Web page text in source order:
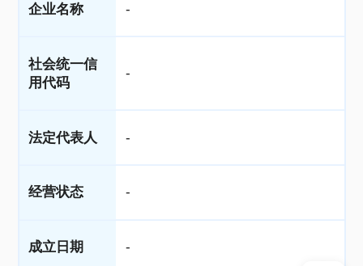
企业名称 -
社会统一信
用代码
-
法定代表人 -
经营状态 -
成立日期 -